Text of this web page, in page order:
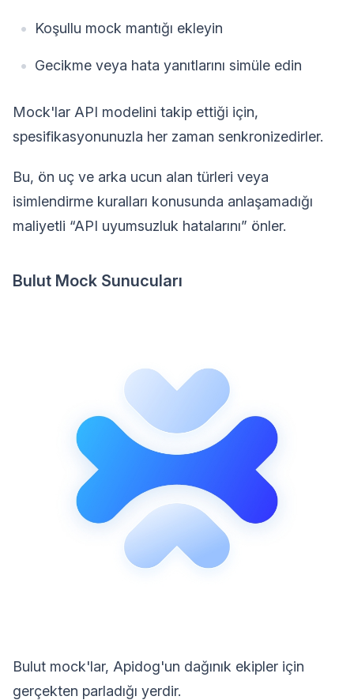
Koşullu mock mantığı ekleyin
Gecikme veya hata yanıtlarını simüle edin
Mock'lar API modelini takip ettiği için,
spesifikasyonunuzla her zaman senkronizedirler.
Bu, ön uç ve arka ucun alan türleri veya
isimlendirme kuralları konusunda anlaşamadığı
maliyetli “API uyumsuzluk hatalarını” önler.
Bulut Mock Sunucuları
Bulut mock'lar, Apidog'un dağınık ekipler için
gerçekten parladığı yerdir.